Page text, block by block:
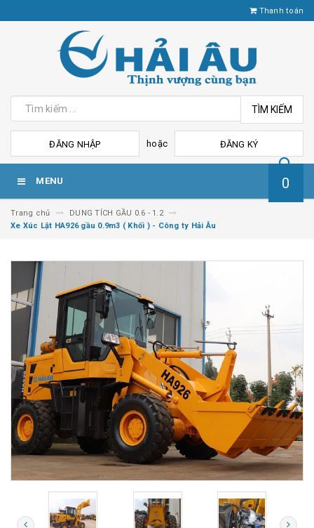
Thanh toán
TÌM KIẾM
ĐĂNG NHẬP hoặc ĐĂNG KÝ
MENU 0
Trang chủ
DUNG TÍCH GẦU 0.6 - 1.2
Xe Xúc Lật HA926 gầu 0.9m3 ( Khối ) - Công ty Hải Âu